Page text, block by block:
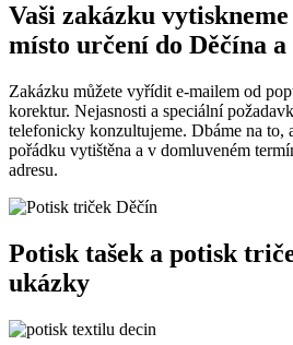
Vaši zakázku
místo určení do Děčína
Zakázku můžete vyřídit e-mailem od
korektur. Nejasnosti a speciální
telefonicky konzultujeme. Dbáme na to,
pořádku vytištěna a v domluveném
adresu.
Potisk tašek a potisk
ukázky